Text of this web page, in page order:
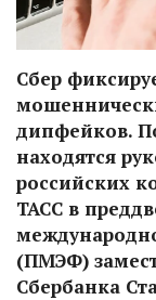
Сбер
дипфейков.
находятся
российских
ТАСС в
(ПМЭФ)
Сбербанка